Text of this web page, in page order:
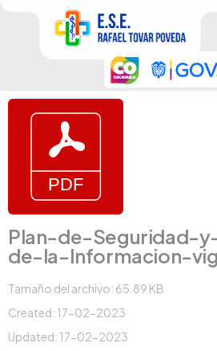
Plan-de-Seguridad-
de-la-Informacion-
Tamaño del archivo: 65.89 KB
Created: 17-02-2023
Updated: 17-02-2023